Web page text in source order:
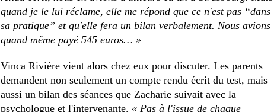
quand je le lui réclame, elle me répond que ce n'est pas “dans
sa pratique” et qu'elle fera un bilan verbalement. Nous avions
quand même payé 545 euros… »
Vinca Rivière vient alors chez eux pour discuter. Les parents
demandent non seulement un compte rendu écrit du test, mais
aussi un bilan des séances que Zacharie suivait avec la
psychologue et l'intervenante. « Pas à l'issue de chaque